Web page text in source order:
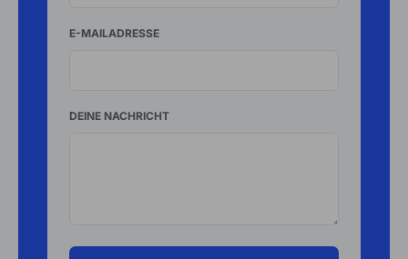
E-MAILADRESSE
DEINE NACHRICHT